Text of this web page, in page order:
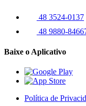
48 3524-0137
48 9880-
Baixe o Aplicativo
Política de